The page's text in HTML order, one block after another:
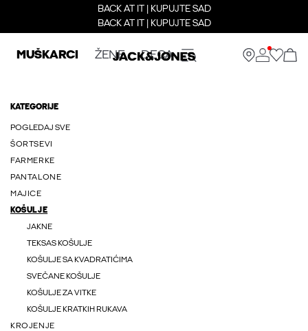
BACK AT IT | KUPUJTE SAD
BACK AT IT | KUPUJTE SAD
MUŠKARCI ŽENE DECA
KATEGORIJE
POGLEDAJ SVE
ŠORTSEVI
FARMERKE
PANTALONE
MAJICE
KOŠULJE
JAKNE
TEKSAS KOŠULJE
KOŠULJE SA KVADRATIĆIMA
SVEČANE KOŠULJE
KOŠULJE ZA VITKE
KOŠULJE KRATKIH RUKAVA
KROJENJE